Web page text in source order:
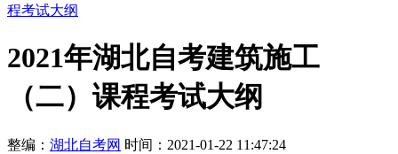
程考试大纲
2021年湖北自考建筑施工
（二）课程考试大纲
整编： 湖北自考网 时间：2021-01-22 11:47:24